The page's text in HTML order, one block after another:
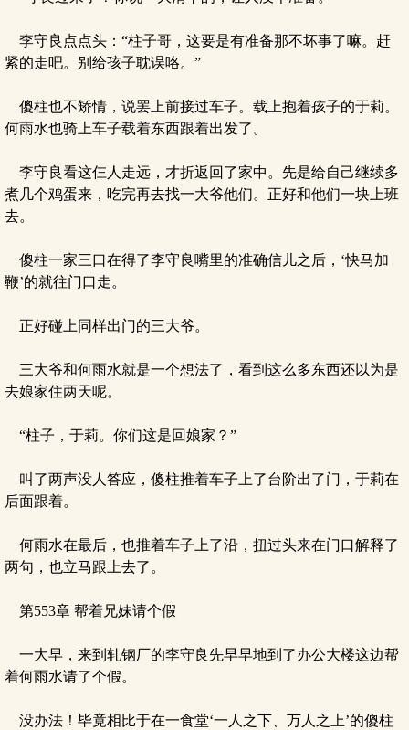
李守良点点头：“柱子哥，这要是有准备那不坏事了嘛。赶
紧的走吧。别给孩子耽误咯。”
傻柱也不矫情，说罢上前接过车子。载上抱着孩子的于莉。
何雨水也骑上车子载着东西跟着出发了。
李守良看这仨人走远，才折返回了家中。先是给自己继续多
煮几个鸡蛋来，吃完再去找一大爷他们。正好和他们一块上班
去。
傻柱一家三口在得了李守良嘴里的准确信儿之后，‘快马加
鞭’的就往门口走。
正好碰上同样出门的三大爷。
三大爷和何雨水就是一个想法了，看到这么多东西还以为是
去娘家住两天呢。
“柱子，于莉。你们这是回娘家？”
叫了两声没人答应，傻柱推着车子上了台阶出了门，于莉在
后面跟着。
何雨水在最后，也推着车子上了沿，扭过头来在门口解释了
两句，也立马跟上去了。
第553章 帮着兄妹请个假
一大早，来到轧钢厂的李守良先早早地到了办公大楼这边帮
着何雨水请了个假。
没办法！毕竟相比于在一食堂‘一人之下、万人之上’的傻柱